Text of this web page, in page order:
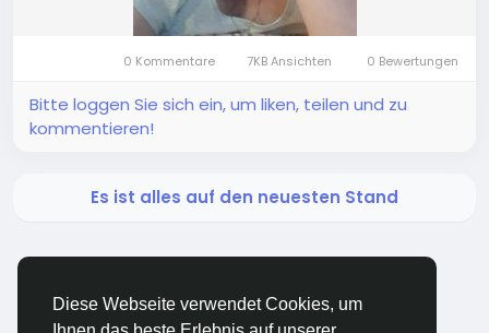
Diese Webseite verwendet Cookies, um
0 Kommentare 7KB Ansichten 0 Bewertungen
Bitte loggen Sie sich ein, um liken, teilen und zu
kommentieren!
Es ist alles auf den neuesten Stand